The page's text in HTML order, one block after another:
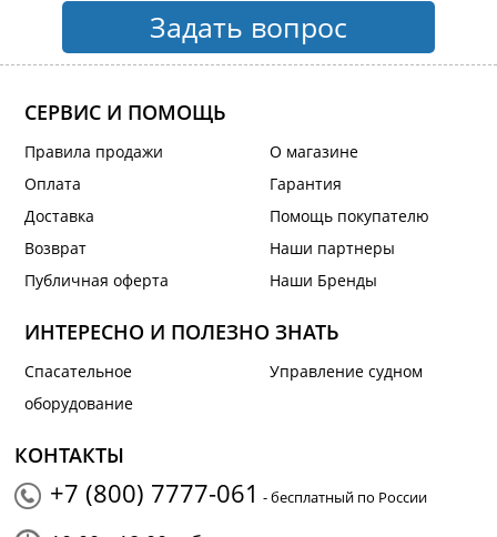
Задать вопрос
СЕРВИС И ПОМОЩЬ
Правила продажи
Оплата
Доставка
Возврат
Публичная оферта
О магазине
Гарантия
Помощь покупателю
Наши партнеры
Наши Бренды
ИНТЕРЕСНО И ПОЛЕЗНО ЗНАТЬ
Спасательное
оборудование
Управление судном
КОНТАКТЫ
+7 (800) 7777-061 - бесплатный по России